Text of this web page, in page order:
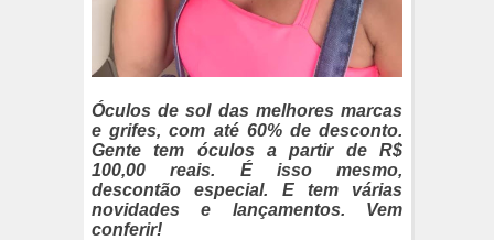
Óculos de sol das melhores marcas
e grifes, com até 60% de desconto.
Gente tem óculos a partir de R$
100,00 reais. É isso mesmo,
descontão especial. E tem várias
novidades e lançamentos. Vem
conferir!